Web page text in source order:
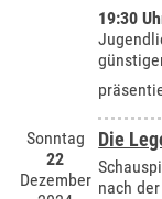
19:30
Sonntag
22
Dezember
Die
nach